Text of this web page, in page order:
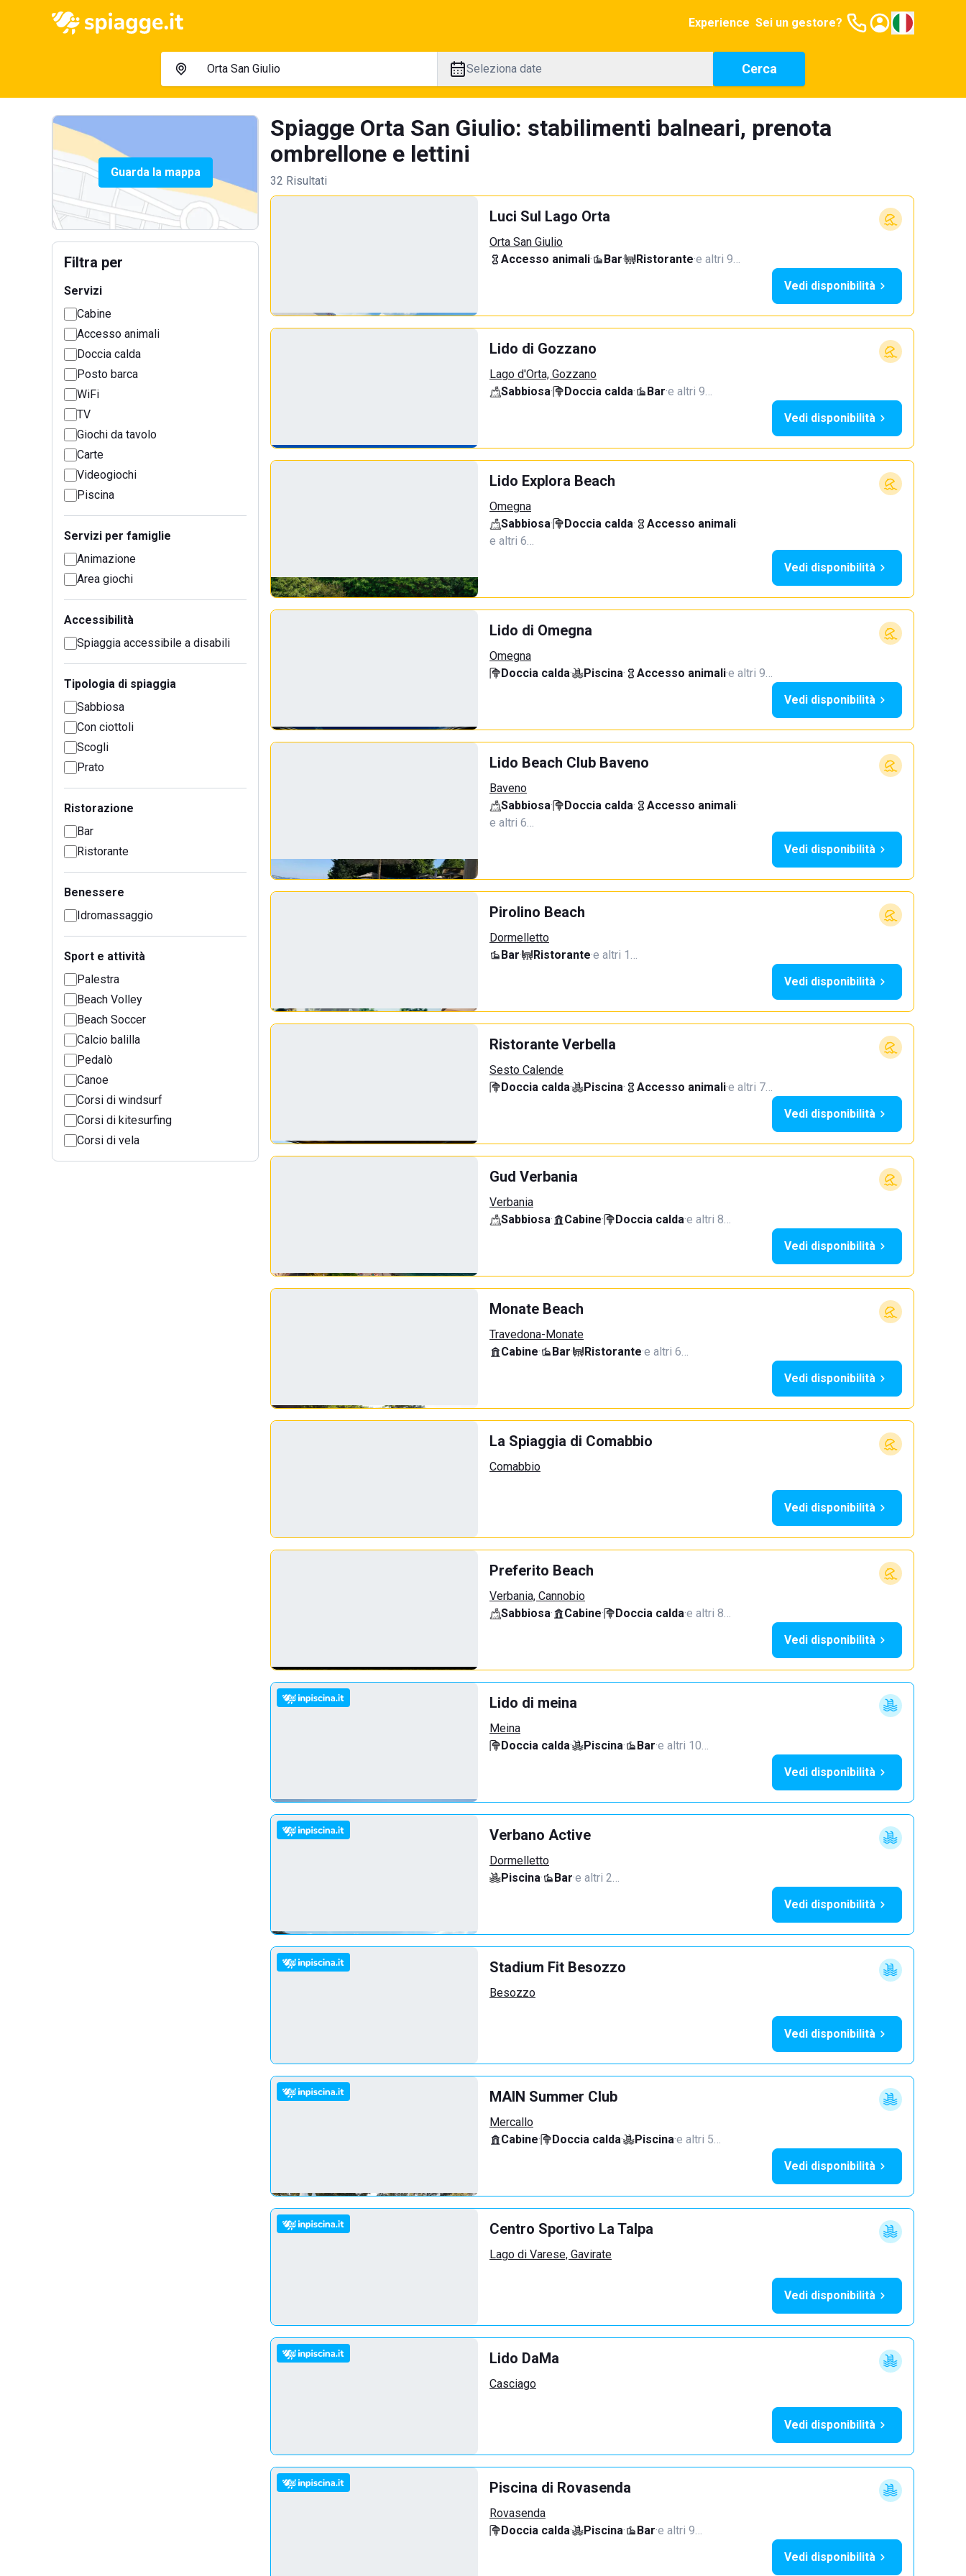
Experience Sei un gestore?
Seleziona date Cerca
Guarda la mappa
Filtra per
Servizi
Cabine
Accesso animali
Doccia calda
Posto barca
WiFi
TV
Giochi da tavolo
Carte
Videogiochi
Piscina
Servizi per famiglie
Animazione
Area giochi
Accessibilità
Spiaggia accessibile a disabili
Tipologia di spiaggia
Sabbiosa
Con ciottoli
Scogli
Prato
Ristorazione
Bar
Ristorante
Benessere
Idromassaggio
Sport e attività
Palestra
Beach Volley
Beach Soccer
Calcio balilla
Pedalò
Canoe
Corsi di windsurf
Corsi di kitesurfing
Corsi di vela
Spiagge Orta San Giulio: stabilimenti balneari, prenota
ombrellone e lettini
32 Risultati
Luci Sul Lago Orta
Orta San Giulio
Accesso animali· Bar· Ristorante·e altri 9…
Vedi disponibilità
Lido di Gozzano
Lago d'Orta, Gozzano
Sabbiosa· Doccia calda· Bar·e altri 9…
Vedi disponibilità
Lido Explora Beach
Omegna
Sabbiosa· Doccia calda· Accesso animali·
e altri 6…
Vedi disponibilità
Lido di Omegna
Omegna
Doccia calda· Piscina· Accesso animali·e altri 9…
Vedi disponibilità
Lido Beach Club Baveno
Baveno
Sabbiosa· Doccia calda· Accesso animali·
e altri 6…
Vedi disponibilità
Pirolino Beach
Dormelletto
Bar· Ristorante·e altri 1…
Vedi disponibilità
Ristorante Verbella
Sesto Calende
Doccia calda· Piscina· Accesso animali·e altri 7…
Vedi disponibilità
Gud Verbania
Verbania
Sabbiosa· Cabine· Doccia calda·e altri 8…
Vedi disponibilità
Monate Beach
Travedona-Monate
Cabine· Bar· Ristorante·e altri 6…
Vedi disponibilità
La Spiaggia di Comabbio
Comabbio
Vedi disponibilità
Preferito Beach
Verbania, Cannobio
Sabbiosa· Cabine· Doccia calda·e altri 8…
Vedi disponibilità
Lido di meina
Meina
Doccia calda· Piscina· Bar·e altri 10…
Vedi disponibilità
Verbano Active
Dormelletto
Piscina· Bar·e altri 2…
Vedi disponibilità
Stadium Fit Besozzo
Besozzo
Vedi disponibilità
MAIN Summer Club
Mercallo
Cabine· Doccia calda· Piscina·e altri 5…
Vedi disponibilità
Centro Sportivo La Talpa
Lago di Varese, Gavirate
Vedi disponibilità
Lido DaMa
Casciago
Vedi disponibilità
Piscina di Rovasenda
Rovasenda
Doccia calda· Piscina· Bar·e altri 9…
Vedi disponibilità